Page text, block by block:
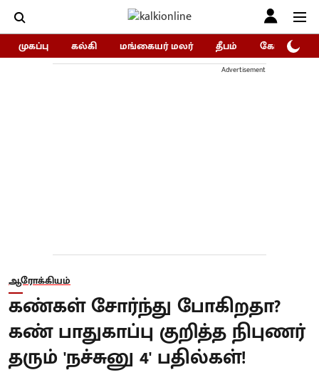
முகப்பு கல்கி மங்கையர் மலர் தீபம் கோகுலம்/
Advertisement
ஆரோக்கியம்
கண்கள் சோர்ந்து போகிறதா?
கண் பாதுகாப்பு குறித்த நிபுணர்
தரும் 'நச்சுனு 4' பதில்கள்!